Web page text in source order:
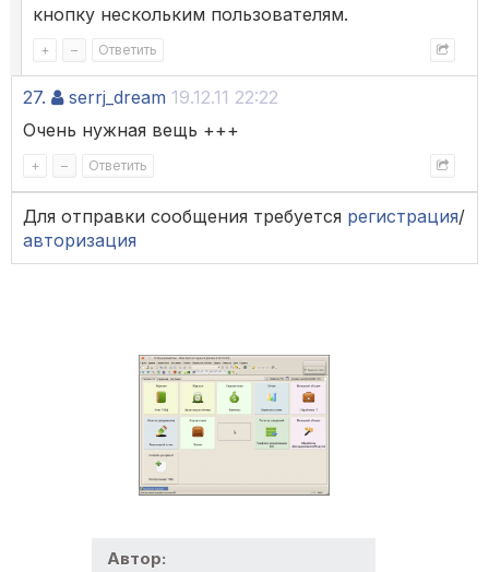
кнопку нескольким пользователям.
+ – Ответить
27. serrj_dream 19.12.11 22:22
Очень нужная вещь +++
+ – Ответить
Для отправки сообщения требуется регистрация/
авторизация
Автор: